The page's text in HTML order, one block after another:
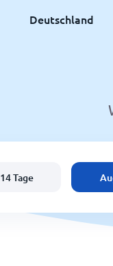
Deutschland
14 Tage